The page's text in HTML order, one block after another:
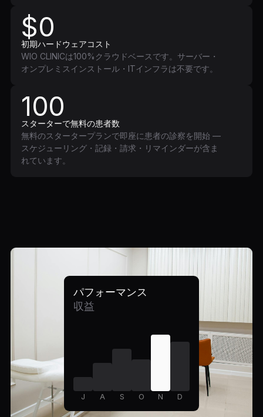
$0
初期ハードウェアコスト
WIO CLINICは100%クラウドベースです。サーバー・
オンプレミスインストール・ITインフラは不要です。
100
スターターで無料の患者数
無料のスタータープランで即座に患者の診察を開始 —
スケジューリング・記録・請求・リマインダーが含ま
れています。
パフォーマンス
収益
J A S O N D